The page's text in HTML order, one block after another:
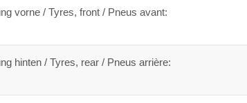
vorne / Tyres, front / Pneus avant:
hinten / Tyres, rear / Pneus arrière: